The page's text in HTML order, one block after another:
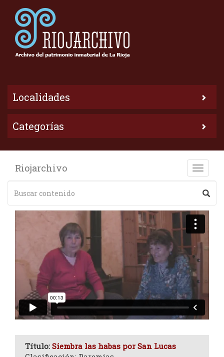
Localidades
Categorías
Toggle
Riojarchivo
Título: Siembra las habas por San Lucas